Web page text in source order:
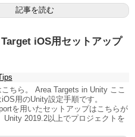
記事を読む
iOS用セットアップ
ちら。 Area Targets in Unity ここ
用のUnity設定手順です。
を用いたセットアップはこちらが
Unity 2019.2以上でプロジェクトを